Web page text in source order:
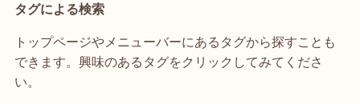
タグによる検索
トップページやメニューバーにあるタグから探すことも
できます。興味のあるタグをクリックしてみてくださ
い。